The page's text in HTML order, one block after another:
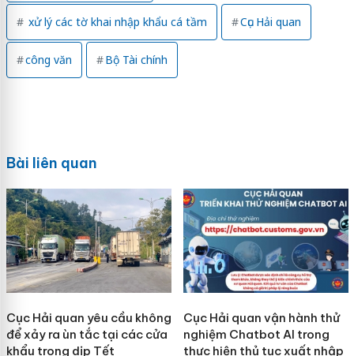
xử lý các tờ khai nhập khẩu cá tầm Cục Hải quan
công văn Bộ Tài chính
Bài liên quan
Cục Hải quan yêu cầu không
để xảy ra ùn tắc tại các cửa
khẩu trong dịp Tết
Cục Hải quan vận hành thử
nghiệm Chatbot AI trong
thực hiện thủ tục xuất nhập